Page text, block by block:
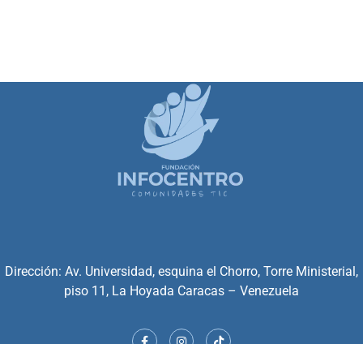
Dirección: Av. Universidad, esquina el Chorro, Torre Ministerial,
piso 11, La Hoyada Caracas – Venezuela